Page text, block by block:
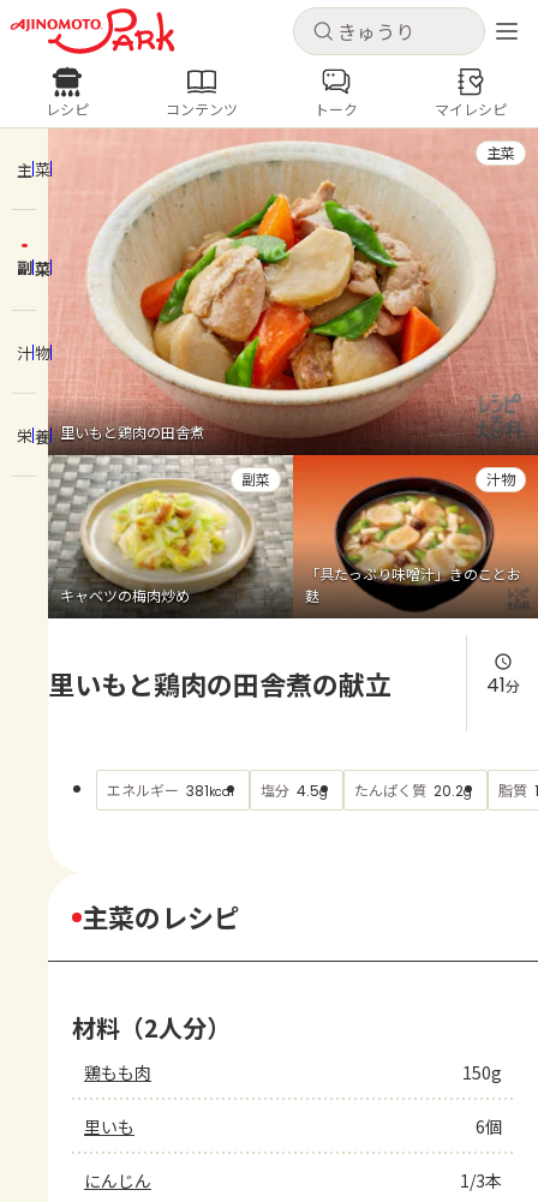
キャンセル
ログインするとレシピを保存できます
ログイン 新規登録
ホーム
コンテンツ
レシピ
トーク
よくあるお問い合わせ
お買い物
AJINOMOTO PARK とは
キャンセル
レシピ コンテンツ
人気の食材・レシピ
きゅうり なす トマト
とうもろこし
ピーマン
みょうが ゴーヤ
レシピ コンテンツ トーク マイレシピ
主菜
副菜
汁物
栄養 里いもと鶏肉の田舎煮
主菜
キャベツの梅肉炒め
副菜
「具たっぷり味噌汁」きのことお
麩
汁物
里いもと鶏肉の田舎煮の献立 41分
エネルギー 381kcal 塩分 4.5g たんぱく質 20.2g 脂質
主菜のレシピ
材料（2人分）
鶏もも肉 150g
里いも 6個
にんじん 1/3本